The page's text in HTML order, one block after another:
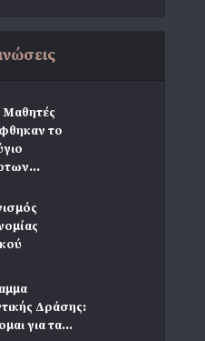
το
Δράσης:
για τα...